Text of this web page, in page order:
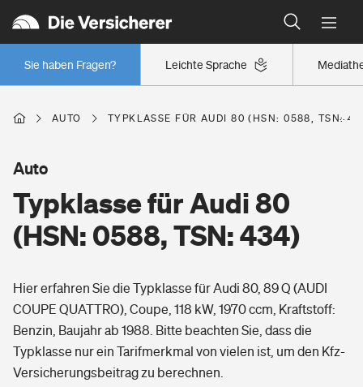
Leichte Sprache
Sie haben Fragen?
Wer versichert was: Jetzt Versicherer finden
Regionalklassen: So ist Ihre Region eingestuft
Wer versichert was: Jetzt Versicherer finden
Berufsunfähigkeitsversicherung
Erwerbsunfähigkeitsversicherung
Grundfähigkeitsversicherung
Arbeitsrechtsschutz
Berufshaftpflichtversicherung
Wohnen
Elementarversicherung
Freizeit
Pri­vate Haft­pflicht­
Gesundheit
AUTO TYPKLASSE FÜR AUDI 80 (HSN: 0588, TSN:
Typklasse für Audi 80
(HSN: 0588, TSN: 434)
Auto
Hier erfahren Sie die Typklasse für Audi 80, 89 Q (AUDI
COUPE QUATTRO), Coupe, 118 kW, 1970 ccm, Kraftstoff:
Benzin, Baujahr ab 1988. Bitte beachten Sie, dass die
Typklasse nur ein Tarifmerkmal von vielen ist, um den Kfz-
Versicherungsbeitrag zu berechnen.